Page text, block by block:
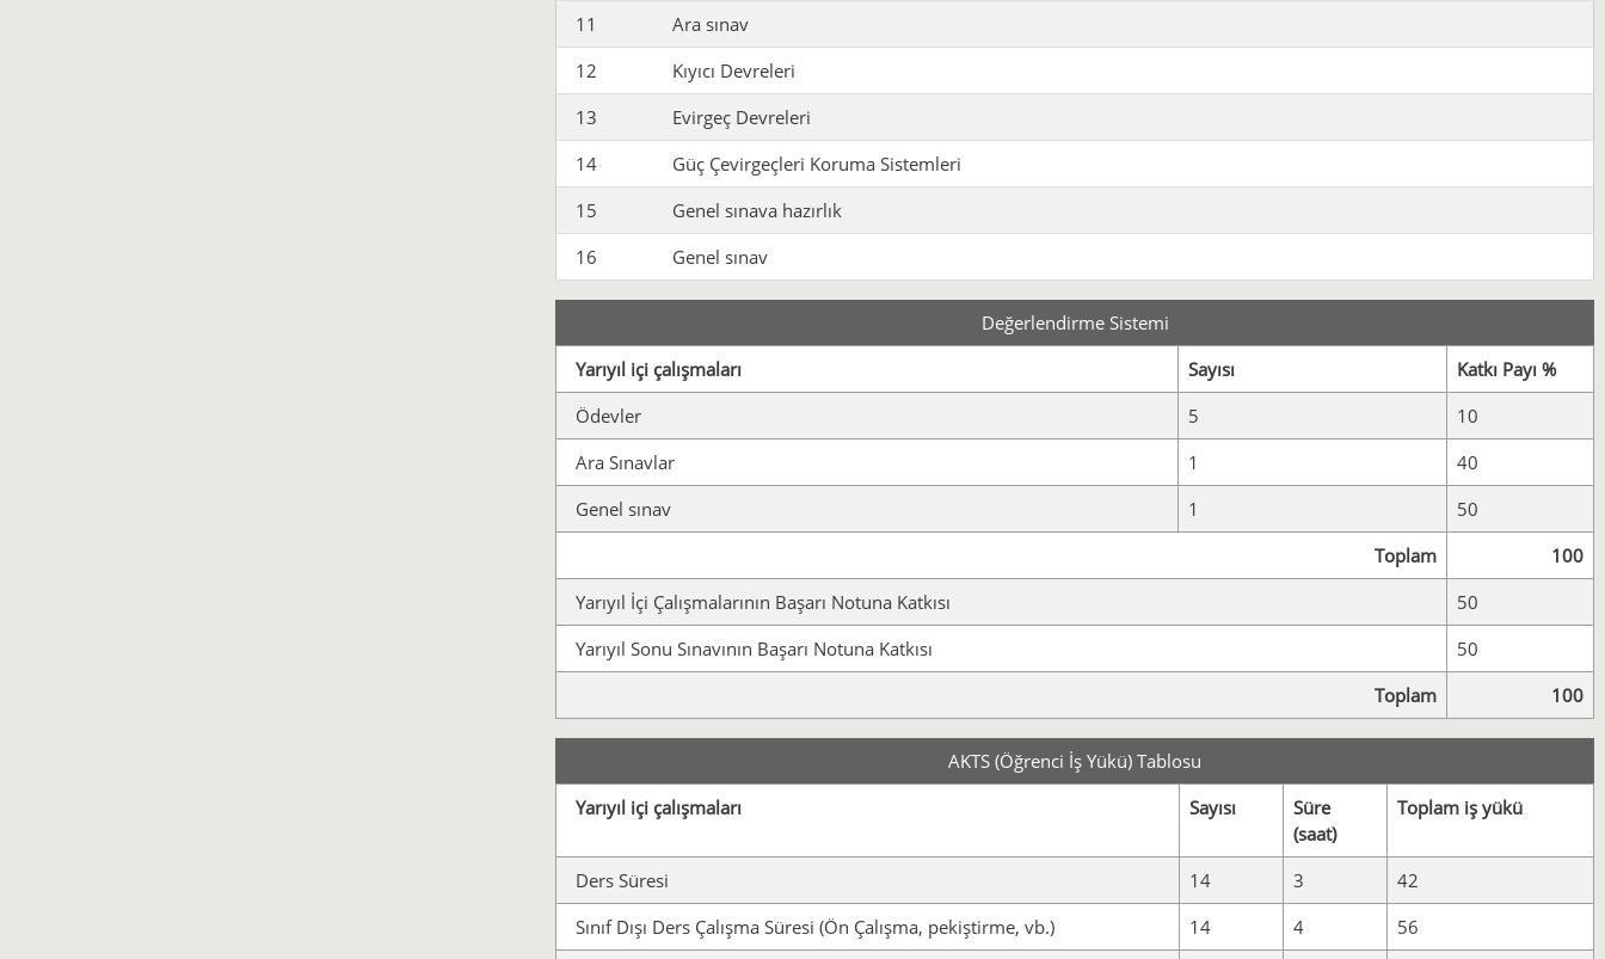
11
Ara sınav
12
Kıyıcı Devreleri
13
Evirgeç Devreleri
14
Güç Çevirgeçleri Koruma Sistemleri
15
Genel sınava hazırlık
16
Genel sınav
Değerlendirme Sistemi
Yarıyıl içi çalışmaları
Sayısı
Katkı Payı %
Ödevler
5
10
Ara Sınavlar
1
40
Genel sınav
1
50
Toplam
100
Yarıyıl İçi Çalışmalarının Başarı Notuna Katkısı
50
Yarıyıl Sonu Sınavının Başarı Notuna Katkısı
50
Toplam
100
AKTS (Öğrenci İş Yükü) Tablosu
Yarıyıl içi çalışmaları
Sayısı
Süre
(saat)
Toplam iş yükü
Ders Süresi 14 3
42
Sınıf Dışı Ders Çalışma Süresi (Ön Çalışma, pekiştirme, vb.)
14 4
56